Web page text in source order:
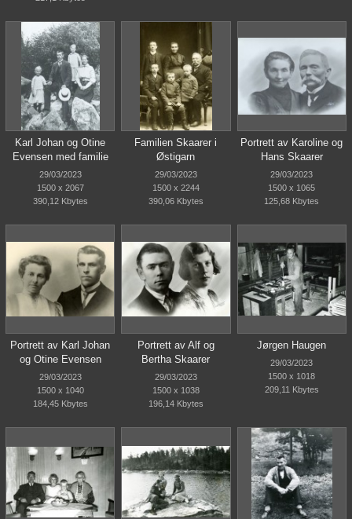
Karl Johan og Otine
Evensen med familie
29/03/2023
1500 x 2067
390,12 Kbytes
Familien Skaarer i
Østigarn
29/03/2023
1500 x 2244
390,06 Kbytes
Portrett av Karoline og
Hans Skaarer
29/03/2023
1500 x 1065
125,68 Kbytes
Portrett av Karl Johan
og Otine Evensen
29/03/2023
1500 x 1040
184,45 Kbytes
Portrett av Alf og
Bertha Skaarer
29/03/2023
1500 x 1038
196,14 Kbytes
Jørgen Haugen
29/03/2023
1500 x 1018
209,11 Kbytes